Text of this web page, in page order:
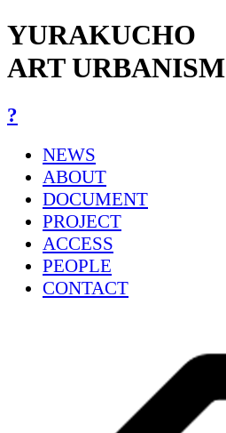
YURAKUCHO
ART URBANISM
?
NEWS
ABOUT
DOCUMENT
PROJECT
ACCESS
PEOPLE
CONTACT